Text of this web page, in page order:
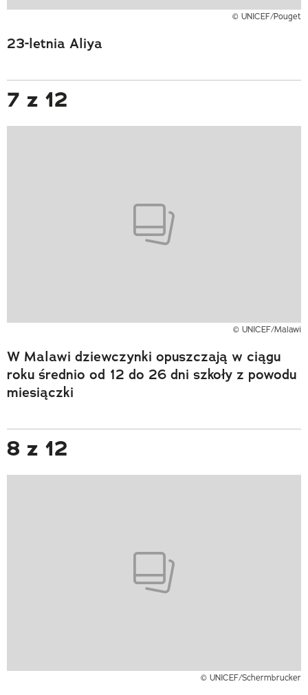
© UNICEF/Pouget
23-letnia Aliya
7 z 12
© UNICEF/Malawi
W Malawi dziewczynki opuszczają w ciągu
roku średnio od 12 do 26 dni szkoły z powodu
miesiączki
8 z 12
© UNICEF/Schermbrucker